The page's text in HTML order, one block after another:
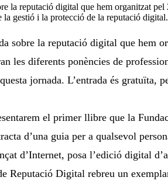
la reputació digital que hem organitzat
la gestió i la protecció de la reputació
sobre la reputació digital que hem
les diferents ponències de
jornada. L’entrada és
el primer llibre que la
d’una guia per a qualsevol
d’Internet, posa l’edició digital
Reputació Digital rebreu un